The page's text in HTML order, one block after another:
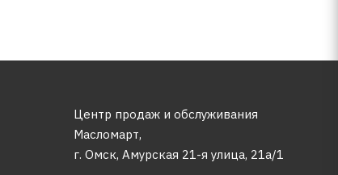
Центр продаж и обслуживания
Масломарт,
г. Омск, Амурская 21-я улица, 21а/1